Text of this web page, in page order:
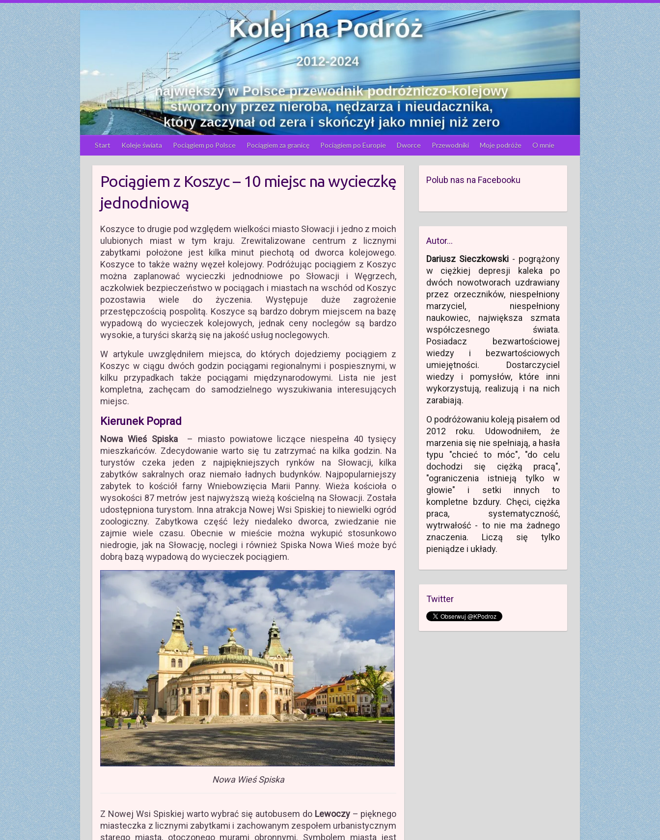
S
k
i
p
t
o
c
o
n
t
e
n
t
Start Koleje świata Pociągiem po Polsce Pociągiem za granicę Pociągiem po Europie Dworce Przewodniki Moje podróże O mnie
Pociągiem z Koszyc – 10 miejsc na wycieczkę
jednodniową
Koszyce to drugie pod względem wielkości miasto Słowacji i jedno z moich
ulubionych miast w tym kraju. Zrewitalizowane centrum z licznymi
zabytkami położone jest kilka minut piechotą od dworca kolejowego.
Koszyce to także ważny węzeł kolejowy. Podróżując pociągiem z Koszyc
można zaplanować wycieczki jednodniowe po Słowacji i Węgrzech,
aczkolwiek bezpieczeństwo w pociągach i miastach na wschód od Koszyc
pozostawia wiele do życzenia. Występuje duże zagrożenie
przestępczością pospolitą. Koszyce są bardzo dobrym miejscem na bazę
wypadową do wycieczek kolejowych, jednak ceny noclegów są bardzo
wysokie, a turyści skarżą się na jakość usług noclegowych.
W artykule uwzględniłem miejsca, do których dojedziemy pociągiem z
Koszyc w ciągu dwóch godzin pociągami regionalnymi i pospiesznymi, w
kilku przypadkach także pociągami międzynarodowymi. Lista nie jest
kompletna, zachęcam do samodzielnego wyszukiwania interesujących
miejsc.
Kierunek Poprad
Nowa Wieś Spiska– miasto powiatowe liczące niespełna 40 tysięcy
mieszkańców. Zdecydowanie warto się tu zatrzymać na kilka godzin. Na
turystów czeka jeden z najpiękniejszych rynków na Słowacji, kilka
zabytków sakralnych oraz niemało ładnych budynków. Najpopularniejszy
zabytek to kościół farny Wniebowzięcia Marii Panny. Wieża kościoła o
wysokości 87 metrów jest najwyższą wieżą kościelną na Słowacji. Została
udostępniona turystom. Inna atrakcja Nowej Wsi Spiskiej to niewielki ogród
zoologiczny. Zabytkowa część leży niedaleko dworca, zwiedzanie nie
zajmie wiele czasu. Obecnie w mieście można wykupić stosunkowo
niedrogie, jak na Słowację, noclegi i również Spiska Nowa Wieś może być
dobrą bazą wypadową do wycieczek pociągiem.
Nowa Wieś Spiska
Z Nowej Wsi Spiskiej warto wybrać się autobusem do Lewoczy – pięknego
miasteczka z licznymi zabytkami i zachowanym zespołem urbanistycznym
starego miasta, otoczonego murami obronnymi. Symbolem miasta jest
Polub nas na Facebooku
Autor…
Dariusz Sieczkowski - pogrążony
w ciężkiej depresji kaleka po
dwóch nowotworach uzdrawiany
przez orzeczników, niespełniony
marzyciel, niespełniony
naukowiec, największa szmata
współczesnego świata.
Posiadacz bezwartościowej
wiedzy i bezwartościowych
umiejętności. Dostarczyciel
wiedzy i pomysłów, które inni
wykorzystują, realizują i na nich
zarabiają.
O podróżowaniu koleją pisałem od
2012 roku. Udowodniłem, że
marzenia się nie spełniają, a hasła
typu "chcieć to móc", "do celu
dochodzi się ciężką pracą",
"ograniczenia istnieją tylko w
głowie" i setki innych to
kompletne bzdury. Chęci, ciężka
praca, systematyczność,
wytrwałość - to nie ma żadnego
znaczenia. Liczą się tylko
pieniądze i układy.
Twitter